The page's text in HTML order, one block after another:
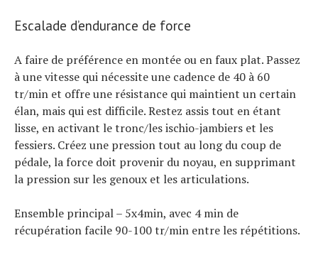
Escalade d’endurance de force
A faire de préférence en montée ou en faux plat. Passez
à une vitesse qui nécessite une cadence de 40 à 60
tr/min et offre une résistance qui maintient un certain
élan, mais qui est difficile. Restez assis tout en étant
lisse, en activant le tronc/les ischio-jambiers et les
fessiers. Créez une pression tout au long du coup de
pédale, la force doit provenir du noyau, en supprimant
la pression sur les genoux et les articulations.
Ensemble principal – 5x4min, avec 4 min de
récupération facile 90-100 tr/min entre les répétitions.